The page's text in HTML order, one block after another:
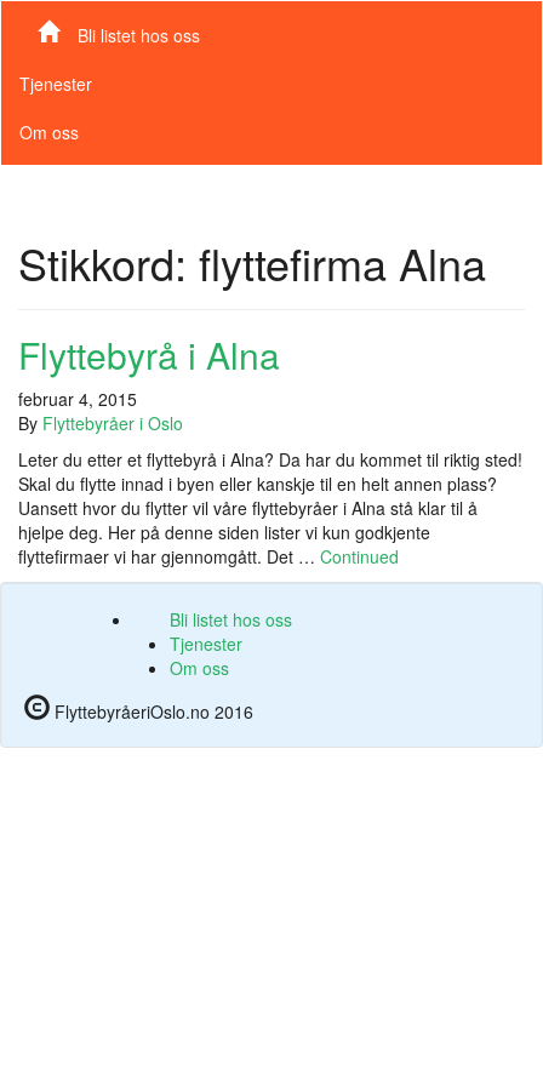
Bli listet hos oss
Tjenester
Om oss
Stikkord: flyttefirma Alna
Flyttebyrå i Alna
februar 4, 2015
By Flyttebyråer i Oslo
Leter du etter et flyttebyrå i Alna? Da har du kommet til riktig sted!
Skal du flytte innad i byen eller kanskje til en helt annen plass?
Uansett hvor du flytter vil våre flyttebyråer i Alna stå klar til å
hjelpe deg. Her på denne siden lister vi kun godkjente
flyttefirmaer vi har gjennomgått. Det … Continued
Bli listet hos oss
Tjenester
Om oss
FlyttebyråeriOslo.no 2016